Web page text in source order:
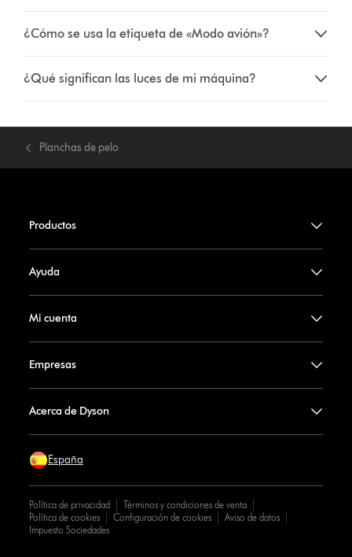
¿Cómo se usa la etiqueta de «Modo avión»?
¿Qué significan las luces de mi máquina?
Planchas de pelo
Productos
Ayuda
Mi cuenta
Empresas
Acerca de Dyson
España
Política de privacidad
Términos y condiciones de venta
Política de cookies
Configuración de cookies
Aviso de datos
Impuesto Sociedades